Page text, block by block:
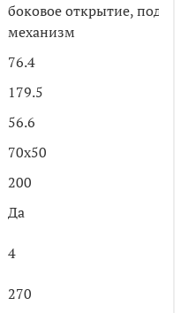
боковое открытие,
механизм
76.4
179.5
56.6
70х50
200
Да
4
270